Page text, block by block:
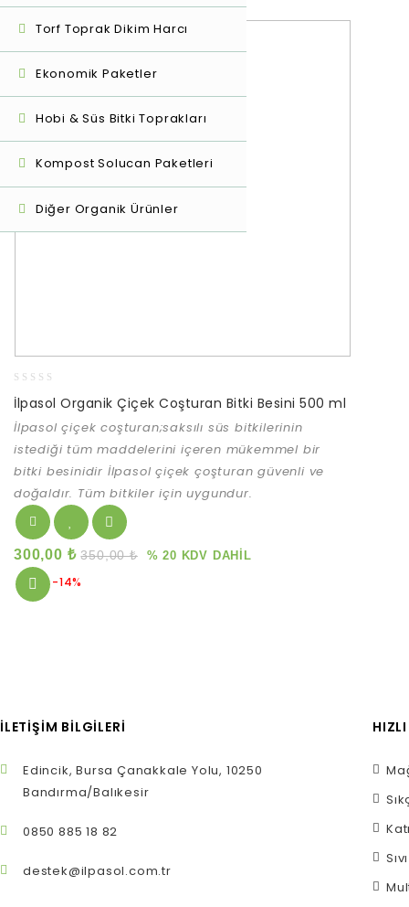
Torf Toprak Dikim Harcı
Ekonomik Paketler
Hobi & Süs Bitki Toprakları
Kompost Solucan Paketleri
Diğer Organik Ürünler
out
of
İlpasol Organik Çiçek Coşturan Bitki Besini 500 ml
İlpasol çiçek coşturan;saksılı süs bitkilerinin
istediği tüm maddelerini içeren mükemmel bir
bitki besinidir İlpasol çiçek çoşturan güvenli ve
doğaldır. Tüm bitkiler için uygundur.
350,00₺
300,00 ₺ % 20 KDV DAHİL
-14%
İLETIŞIM BILGILERI
Edincik, Bursa Çanakkale Yolu, 10250
Bandırma/Balıkesir
0850 885 18 82
destek@ilpasol.com.tr